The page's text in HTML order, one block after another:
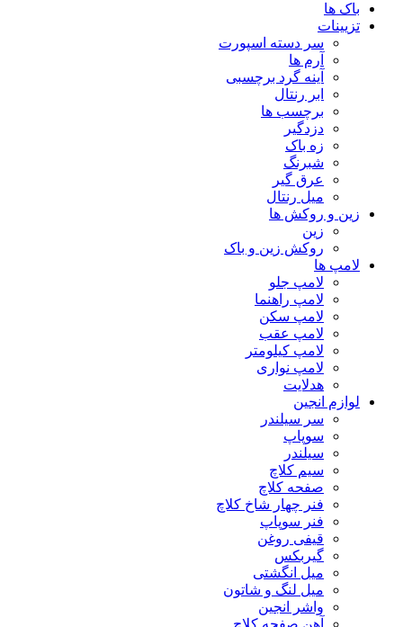
باک ها
تزیینات
سر دسته اسپورت
آرم ها
آینه گرد برچسبی
ابر رنتال
برچسب ها
دزدگیر
زه باک
شبرنگ
عرق گیر
میل رنتال
زین و روکش ها
زین
روکش زین و باک
لامپ ها
لامپ جلو
لامپ راهنما
لامپ سکن
لامپ عقب
لامپ کیلومتر
لامپ نواری
هدلایت
لوازم انجین
سر سیلندر
سوپاپ
سیلندر
سیم کلاچ
صفحه کلاچ
فنر چهار شاخ کلاچ
فنر سوپاپ
قیفی روغن
گیربکس
میل انگشتی
میل لنگ و شاتون
واشر انجین